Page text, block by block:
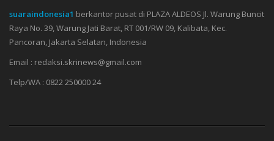
suaraindonesia1 berkantor pusat di PLAZA ALDEOS Jl. Warung Buncit
Raya No. 39, Warung Jati Barat, RT 001/RW 09, Kalibata, Kec.
Pancoran, Jakarta Selatan, Indonesia
Email : redaksi.skrinews@gmail.com
Telp/WA : 0822 250000 24